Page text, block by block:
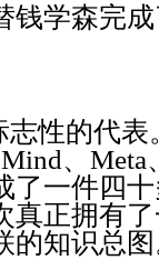
钱学森完
志性的代表
、
了一件四
真正拥有
的知识总